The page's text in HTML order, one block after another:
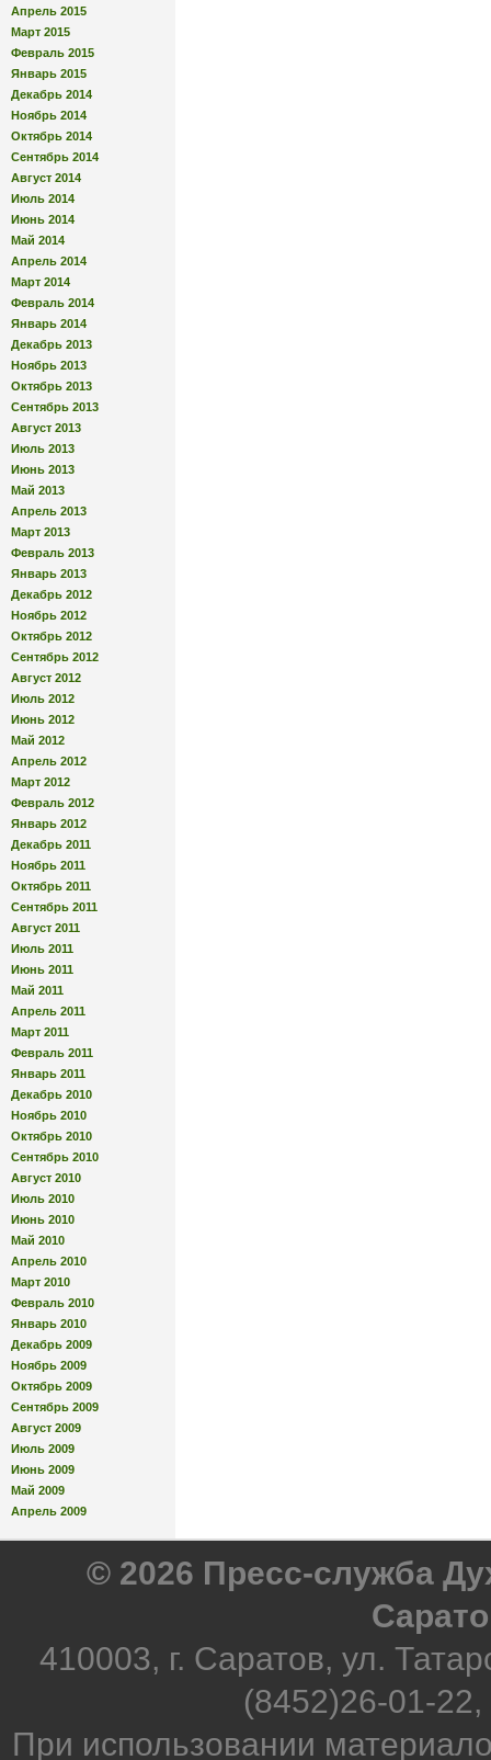
Апрель 2015
Март 2015
Февраль 2015
Январь 2015
Декабрь 2014
Ноябрь 2014
Октябрь 2014
Сентябрь 2014
Август 2014
Июль 2014
Июнь 2014
Май 2014
Апрель 2014
Март 2014
Февраль 2014
Январь 2014
Декабрь 2013
Ноябрь 2013
Октябрь 2013
Сентябрь 2013
Август 2013
Июль 2013
Июнь 2013
Май 2013
Апрель 2013
Март 2013
Февраль 2013
Январь 2013
Декабрь 2012
Ноябрь 2012
Октябрь 2012
Сентябрь 2012
Август 2012
Июль 2012
Июнь 2012
Май 2012
Апрель 2012
Март 2012
Февраль 2012
Январь 2012
Декабрь 2011
Ноябрь 2011
Октябрь 2011
Сентябрь 2011
Август 2011
Июль 2011
Июнь 2011
Май 2011
Апрель 2011
Март 2011
Февраль 2011
Январь 2011
Декабрь 2010
Ноябрь 2010
Октябрь 2010
Сентябрь 2010
Август 2010
Июль 2010
Июнь 2010
Май 2010
Апрель 2010
Март 2010
Февраль 2010
Январь 2010
Декабрь 2009
Ноябрь 2009
Октябрь 2009
Сентябрь 2009
Август 2009
Июль 2009
Июнь 2009
Май 2009
Апрель 2009
© 2026 Пресс-служба
410003, г. Саратов, ул.
(8452)26-01-
При использовании